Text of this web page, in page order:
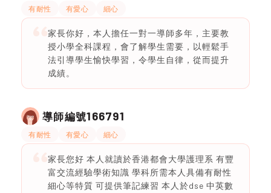
有耐性 有愛心 細心
家長你好，本人擔任一對一導師多年，主要教
授小學全科課程，會了解學生需要，以輕鬆手
法引導學生愉快學習，令學生自律，從而提升
成績。
導師編號166791
有耐性 有愛心 細心
家長您好 本人就讀於香港都會大學護理系 有豐
富交流經驗學術知識 學科所需本人具備有耐性
細心等特質 可提供筆記練習 本人於dse 中英數